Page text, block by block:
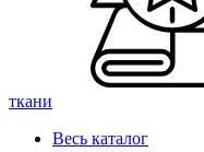
ткани
Весь каталог